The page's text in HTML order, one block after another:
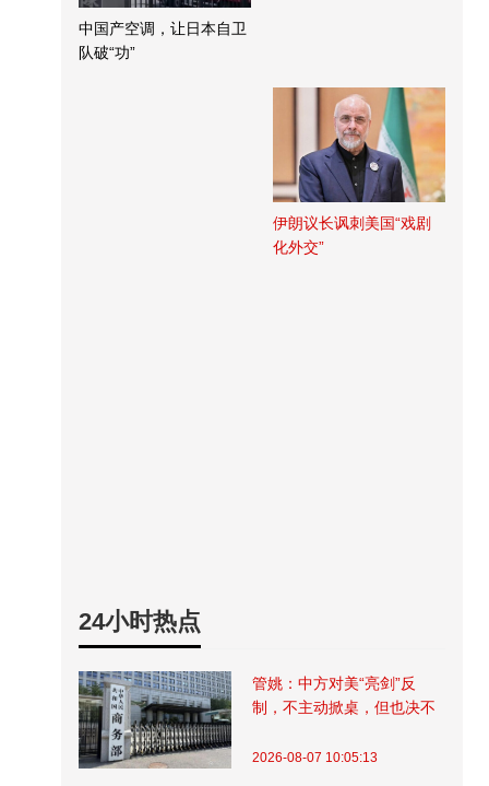
中国产空调，让日本自卫
队破“功”
伊朗议长讽刺美国“戏剧
化外交”
24小时热点
管姚：中方对美“亮剑”反
制，不主动掀桌，但也决不
2026-08-07 10:05:13